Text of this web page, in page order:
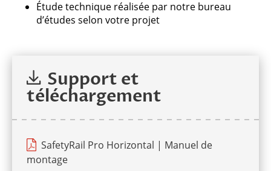
Étude technique réalisée par notre bureau
d’études selon votre projet
Support et
téléchargement
SafetyRail Pro Horizontal | Manuel de
montage